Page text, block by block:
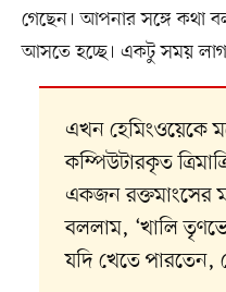
গেছেন। আপনার সঙ্গে কথা
আসতে হচ্ছে। একটু সময়
এখন হেমিংওয়েকে
কম্পিউটারকৃত
একজন রক্তমাংসের
বললাম, ‘খালি
যদি খেতে পারতেন,